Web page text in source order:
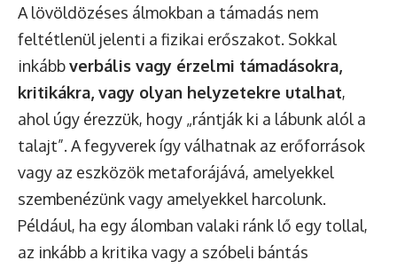
A lövöldözéses álmokban a támadás nem
feltétlenül jelenti a fizikai erőszakot. Sokkal
inkábbverbális vagy érzelmi támadásokra,
kritikákra, vagy olyan helyzetekre utalhat,
ahol úgy érezzük, hogy „rántják ki a lábunk alól a
talajt”. A fegyverek így válhatnak az erőforrások
vagy az eszközök metaforájává, amelyekkel
szembenézünk vagy amelyekkel harcolunk.
Például, ha egy álomban valaki ránk lő egy tollal,
az inkább a kritika vagy a szóbeli bántás